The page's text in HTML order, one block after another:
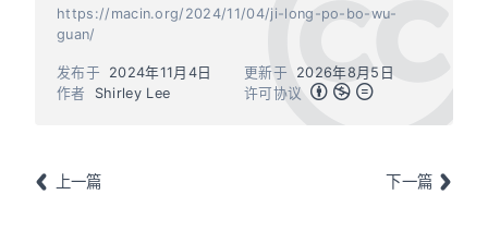
https://macin.org/2024/11/04/ji-long-po-bo-wu-
guan/
作者 Shirley Lee
发布于 2024年11月4日 更新于
2026年8月5日
许可协议
上一篇 下一篇